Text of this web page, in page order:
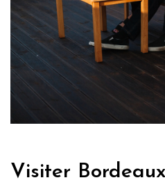
Visiter